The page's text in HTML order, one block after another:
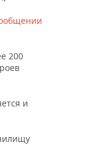
200
и